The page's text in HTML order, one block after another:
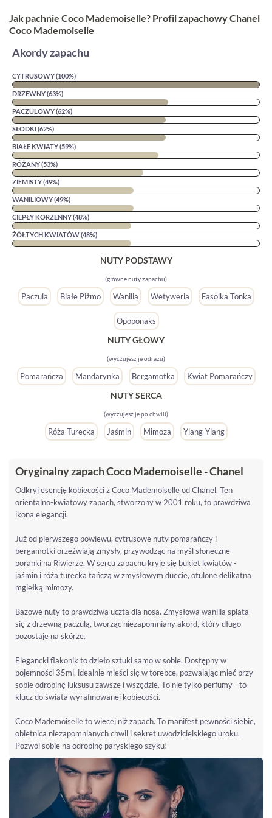
Jak pachnie Coco Mademoiselle? Profil zapachowy Chanel
Coco Mademoiselle
Akordy zapachu
CYTRUSOWY (100%)
DRZEWNY (63%)
PACZULOWY (62%)
SŁODKI (62%)
BIAŁE KWIATY (59%)
RÓŻANY (53%)
ZIEMISTY (49%)
WANILIOWY (49%)
CIEPŁY KORZENNY (48%)
ŻÓŁTYCH KWIATÓW (48%)
NUTY PODSTAWY
(główne nuty zapachu)
Paczula Białe Piżmo Wanilia Wetyweria Fasolka Tonka
Opoponaks
NUTY GŁOWY
(wyczujesz je odrazu)
Pomarańcza Mandarynka Bergamotka Kwiat Pomarańczy
NUTY SERCA
(wyczujesz je po chwili)
Róża Turecka Jaśmin Mimoza Ylang-Ylang
Oryginalny zapach Coco Mademoiselle - Chanel
Odkryj esencję kobiecości z Coco Mademoiselle od Chanel. Ten
orientalno-kwiatowy zapach, stworzony w 2001 roku, to prawdziwa
ikona elegancji.
Już od pierwszego powiewu, cytrusowe nuty pomarańczy i
bergamotki orzeźwiają zmysły, przywodząc na myśl słoneczne
poranki na Riwierze. W sercu zapachu kryje się bukiet kwiatów -
jaśmin i róża turecka tańczą w zmysłowym duecie, otulone delikatną
mgiełką mimozy.
Bazowe nuty to prawdziwa uczta dla nosa. Zmysłowa wanilia splata
się z drzewną paczulą, tworząc niezapomniany akord, który długo
pozostaje na skórze.
Elegancki flakonik to dzieło sztuki samo w sobie. Dostępny w
pojemności 35ml, idealnie mieści się w torebce, pozwalając mieć przy
sobie odrobinę luksusu zawsze i wszędzie. To nie tylko perfumy - to
klucz do świata wyrafinowanej kobiecości.
Coco Mademoiselle to więcej niż zapach. To manifest pewności siebie,
obietnica niezapomnianych chwil i sekret uwodzicielskiego uroku.
Pozwól sobie na odrobinę paryskiego szyku!